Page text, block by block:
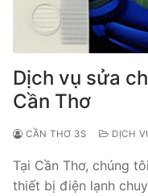
Dịch vụ sửa
Cần Thơ
CẦN THƠ 3S DỊCH
Tại Cần Thơ, chúng
thiết bị điện lạnh